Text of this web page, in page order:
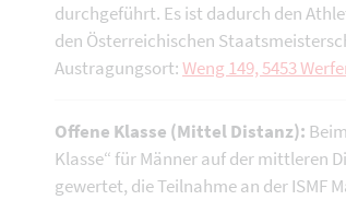
durchgeführt. Es ist dadurch den
den Österreichischen
Austragungsort:Weng 149, 5453
Offene Klasse (Mittel Distanz):
Klasse“ für Männer auf der mittleren
gewertet, die Teilnahme an der ISMF